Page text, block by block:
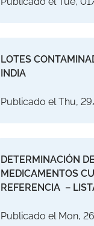
LOTES
INDIA
Publicado el Thu,
DETERMINACIÓN
MEDICAMENTOS
REFERENCIA –
Publicado el Mon,